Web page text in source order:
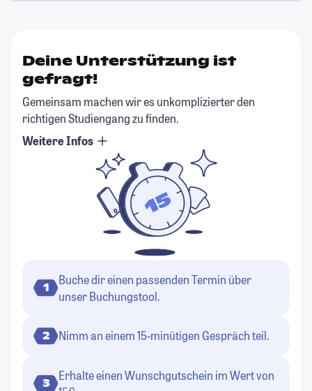
Deine Unterstützung ist
gefragt!
Gemeinsam machen wir es unkomplizierter den
richtigen Studiengang zu finden.
Weitere Infos
1
Buche dir einen passenden Termin über
unser Buchungstool.
2 Nimm an einem 15-minütigen Gespräch teil.
3
Erhalte einen Wunschgutschein im Wert von